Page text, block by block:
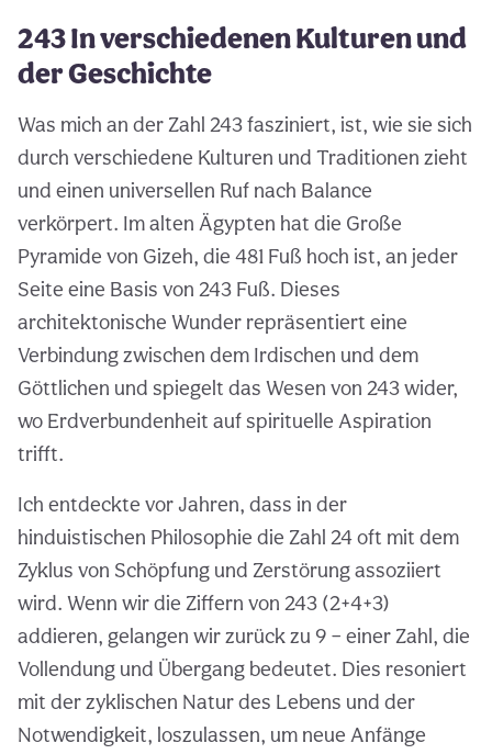
243 In verschiedenen Kulturen und
der Geschichte
Was mich an der Zahl 243 fasziniert, ist, wie sie sich
durch verschiedene Kulturen und Traditionen zieht
und einen universellen Ruf nach Balance
verkörpert. Im alten Ägypten hat die Große
Pyramide von Gizeh, die 481 Fuß hoch ist, an jeder
Seite eine Basis von 243 Fuß. Dieses
architektonische Wunder repräsentiert eine
Verbindung zwischen dem Irdischen und dem
Göttlichen und spiegelt das Wesen von 243 wider,
wo Erdverbundenheit auf spirituelle Aspiration
trifft.
Ich entdeckte vor Jahren, dass in der
hinduistischen Philosophie die Zahl 24 oft mit dem
Zyklus von Schöpfung und Zerstörung assoziiert
wird. Wenn wir die Ziffern von 243 (2+4+3)
addieren, gelangen wir zurück zu 9 – einer Zahl, die
Vollendung und Übergang bedeutet. Dies resoniert
mit der zyklischen Natur des Lebens und der
Notwendigkeit, loszulassen, um neue Anfänge